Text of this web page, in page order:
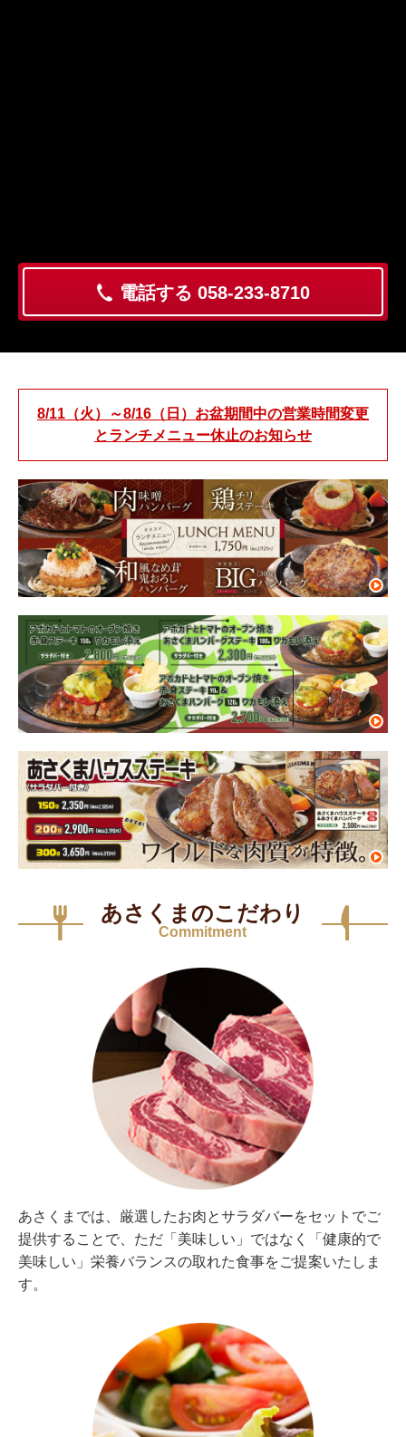
電話する 058-233-8710
8/11（火）～8/16（日）お盆期間中の営業時間変更
とランチメニュー休止のお知らせ
あさくまのこだわり
Commitment
あさくまでは、厳選したお肉とサラダバーをセットでご
提供することで、ただ「美味しい」ではなく「健康的で
美味しい」栄養バランスの取れた食事をご提案いたしま
す。